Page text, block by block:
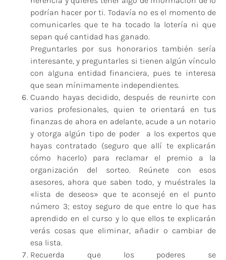
podrían hacer por ti. Todavía no es el momento de
comunicarles que te ha tocado la lotería ni que
sepan qué cantidad has ganado.
Preguntarles por sus honorarios también sería
interesante, y preguntarles si tienen algún vínculo
con alguna entidad financiera, pues te interesa
que sean mínimamente independientes.
Cuando hayas decidido, después de reunirte con
varios profesionales, quien te orientará en tus
finanzas de ahora en adelante, acude a un notario
y otorga algún tipo de poder a los expertos que
hayas contratado (seguro que allí te explicarán
cómo hacerlo) para reclamar el premio a la
organización del sorteo. Reúnete con esos
asesores, ahora que saben todo, y muéstrales la
«lista de deseos» que te aconsejé en el punto
número 3; estoy seguro de que entre lo que has
aprendido en el curso y lo que ellos te explicarán
verás cosas que eliminar, añadir o cambiar de
esa lista.
Recuerda que los poderes se